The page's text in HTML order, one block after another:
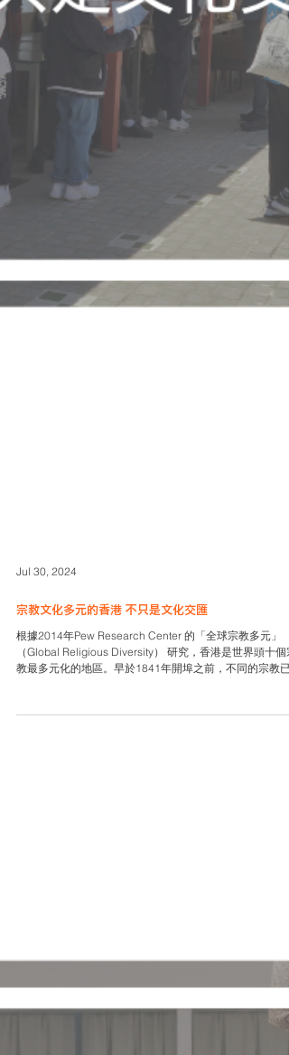
Jul 30, 2024
宗教文化多元的香港 不只是文化交匯
（Global Religious Diversity） 研究，香港是世界頭十個